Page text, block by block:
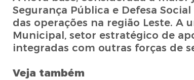
Segurança Pública e Defesa
das operações na região Leste.
Municipal, setor estratégico de
integradas com outras forças de
Veja também